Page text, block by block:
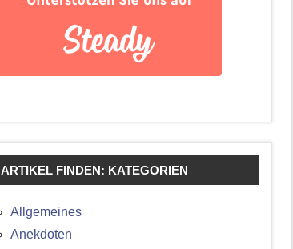
ARTIKEL FINDEN: KATEGORIEN
Allgemeines
Anekdoten